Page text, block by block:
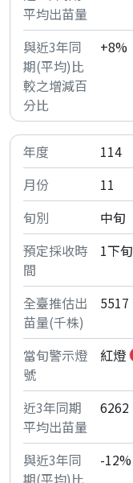
+8%
114
11
中旬
1下旬
5517
紅燈
6262
-12%